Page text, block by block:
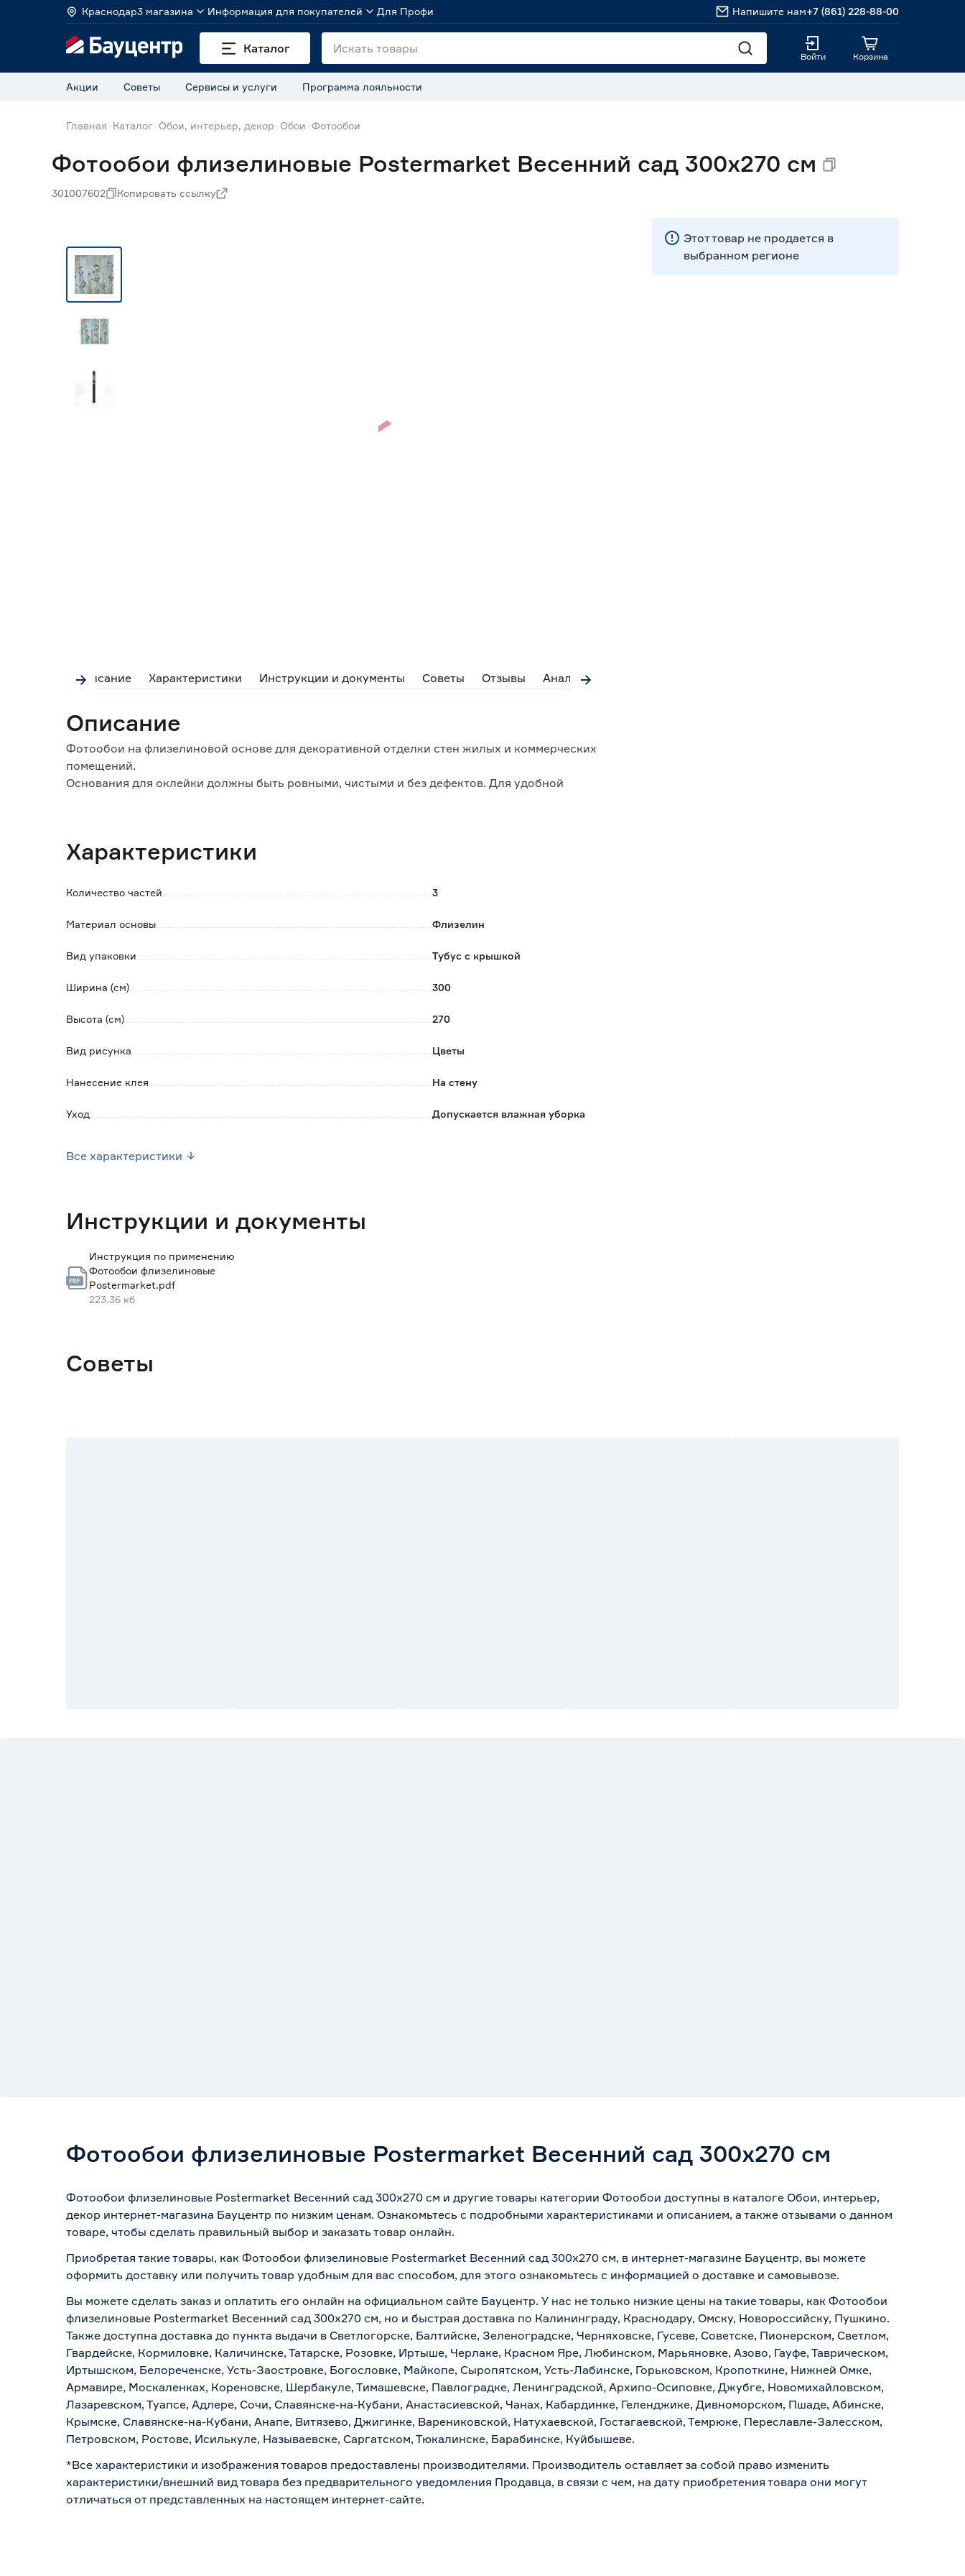
Краснодар3 магазина Информация для покупателей Для Профи Напишите нам+7 (861) 228-88-00
Каталог
Войти Корзина
Акции Советы Сервисы и услуги Программа лояльности
Главная Каталог Обои, интерьер, декор Обои Фотообои
Фотообои флизелиновые Postermarket Весенний сад 300х270 см
301007602 Копировать ссылку
Описание Характеристики Инструкции и документы Советы Отзывы Аналоги
Описание
Фотообои на флизелиновой основе для декоративной отделки стен жилых и коммерческих
помещений.
Основания для оклейки должны быть ровными, чистыми и без дефектов. Для удобной
Преимущества:
- точность в подгонке полос друг к другу;
- прочный материал;
- обладают паро- и воздухопроницаемостью;
- удаление со стены в сухом виде без остатков;
Излишки клея при поклейке следует удалять влажной губкой, слегка промакивая края
фотообоев.
Характеристики
Количество частей 3
Материал основы Флизелин
Вид упаковки Тубус с крышкой
Ширина (см) 300
Высота (см) 270
Вид рисунка Цветы
Нанесение клея На стену
Уход Допускается влажная уборка
Все характеристики
Инструкции и документы
Инструкция по применению
Фотообои флизелиновые
Postermarket.pdf
223.36 кб
Этот товар не продается в
выбранном регионе
Советы
Фотообои флизелиновые Postermarket Весенний сад 300х270 см
Фотообои флизелиновые Postermarket Весенний сад 300х270 см и другие товары категории Фотообои доступны в каталоге Обои, интерьер,
декор интернет-магазина Бауцентр по низким ценам. Ознакомьтесь с подробными характеристиками и описанием, а также отзывами о данном
товаре, чтобы сделать правильный выбор и заказать товар онлайн.
Приобретая такие товары, как Фотообои флизелиновые Postermarket Весенний сад 300х270 см, в интернет-магазине Бауцентр, вы можете
оформить доставку или получить товар удобным для вас способом, для этого ознакомьтесь с информацией о доставке и самовывозе.
Вы можете сделать заказ и оплатить его онлайн на официальном сайте Бауцентр. У нас не только низкие цены на такие товары, как Фотообои
флизелиновые Postermarket Весенний сад 300х270 см, но и быстрая доставка по Калининграду, Краснодару, Омску, Новороссийску, Пушкино.
Также доступна доставка до пункта выдачи в Светлогорске, Балтийске, Зеленоградске, Черняховске, Гусеве, Советске, Пионерском, Светлом,
Гвардейске, Кормиловке, Каличинске, Татарске, Розовке, Иртыше, Черлаке, Красном Яре, Любинском, Марьяновке, Азово, Гауфе, Таврическом,
Иртышском, Белореченске, Усть-Заостровке, Богословке, Майкопе, Сыропятском, Усть-Лабинске, Горьковском, Кропоткине, Нижней Омке,
Армавире, Москаленках, Кореновске, Шербакуле, Тимашевске, Павлоградке, Ленинградской, Архипо-Осиповке, Джубге, Новомихайловском,
Лазаревском, Туапсе, Адлере, Сочи, Славянске-на-Кубани, Анастасиевской, Чанах, Кабардинке, Геленджике, Дивноморском, Пшаде, Абинске,
Крымске, Славянске-на-Кубани, Анапе, Витязево, Джигинке, Варениковской, Натухаевской, Гостагаевской, Темрюке, Переславле-Залесском,
Петровском, Ростове, Исилькуле, Называевске, Саргатском, Тюкалинске, Барабинске, Куйбышеве.
*Все характеристики и изображения товаров предоставлены производителями. Производитель оставляет за собой право изменить
характеристики/внешний вид товара без предварительного уведомления Продавца, в связи с чем, на дату приобретения товара они могут
отличаться от представленных на настоящем интернет-сайте.